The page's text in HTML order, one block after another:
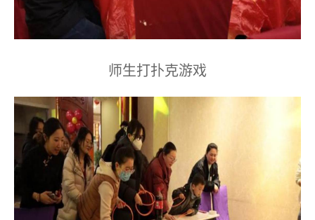
师生打扑克游戏